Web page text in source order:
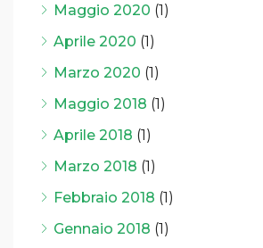
Maggio 2020 (1)
Aprile 2020 (1)
Marzo 2020 (1)
Maggio 2018 (1)
Aprile 2018 (1)
Marzo 2018 (1)
Febbraio 2018 (1)
Gennaio 2018 (1)